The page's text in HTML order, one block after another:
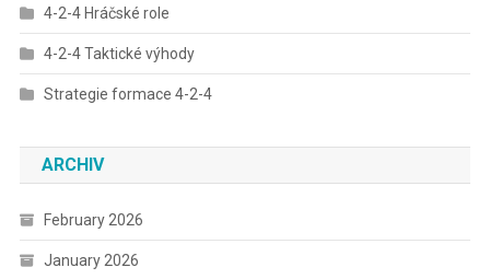
4-2-4 Hráčské role
4-2-4 Taktické výhody
Strategie formace 4-2-4
ARCHIV
February 2026
January 2026